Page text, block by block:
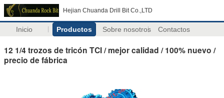
Hejian Chuanda Drill Bit Co.,LTD
Inicio Productos Sobre nosotros Contactos
12 1/4 trozos de tricón TCI / mejor calidad / 100% nuevo /
precio de fábrica